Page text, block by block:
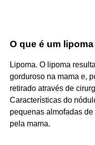
O que é um
Lipoma. O lipoma
gorduroso na mama e,
retirado através de
Características do
pequenas almofadas
pela mama.